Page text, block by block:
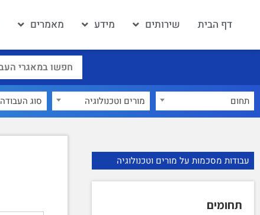
דף הבית שירותים מידע מאמרים
תחום מורים וטכנולוגיה
עבודות מסכמות על מורים וטכנולוגיה
תחומים